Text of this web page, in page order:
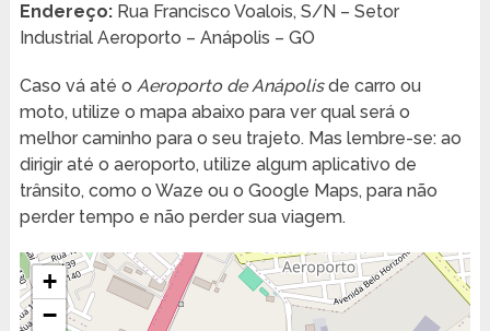
Endereço:Rua Francisco Voalois, S/N – Setor
Industrial Aeroporto – Anápolis – GO
Caso vá até o Aeroporto de Anápolisde carro ou
moto, utilize o mapa abaixo para ver qual será o
melhor caminho para o seu trajeto. Mas lembre-se: ao
dirigir até o aeroporto, utilize algum aplicativo de
trânsito, como o Waze ou o Google Maps, para não
perder tempo e não perder sua viagem.
+
−